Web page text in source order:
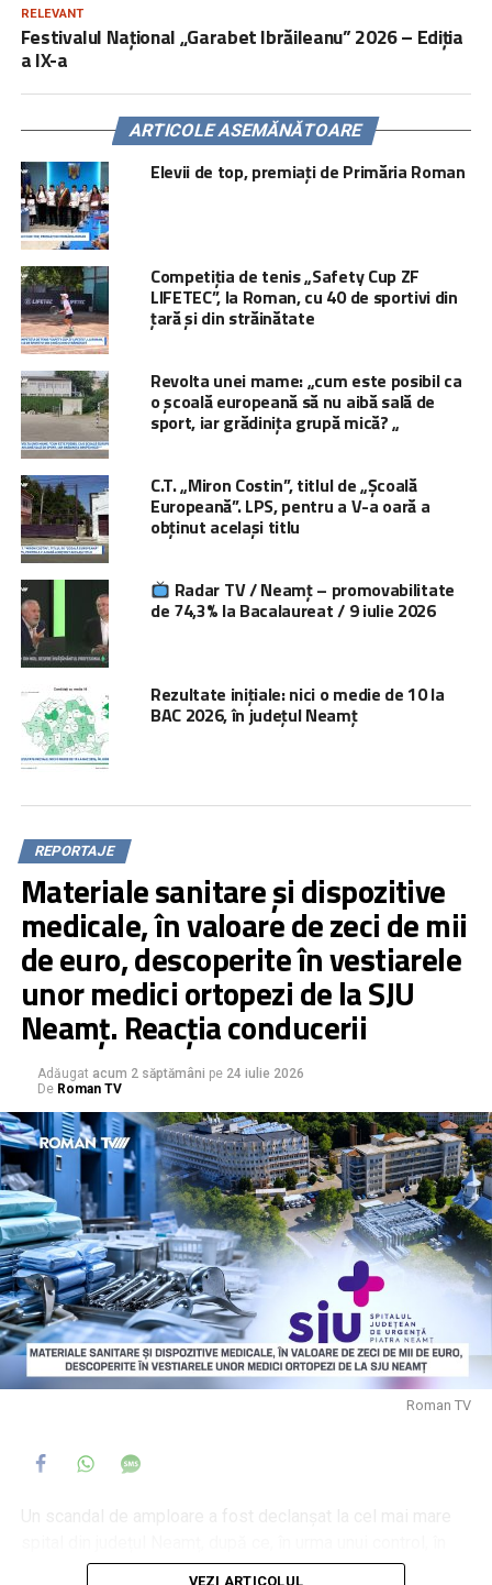
RELEVANT
Festivalul Național „Garabet Ibrăileanu” 2026 – Ediția
a IX-a
ARTICOLE ASEMĂNĂTOARE
Elevii de top, premiați de Primăria Roman
Competiția de tenis „Safety Cup ZF
LIFETEC”, la Roman, cu 40 de sportivi din
țară și din străinătate
Revolta unei mame: „cum este posibil ca
o școală europeană să nu aibă sală de
sport, iar grădinița grupă mică? „
C.T. „Miron Costin”, titlul de „Școală
Europeană”. LPS, pentru a V-a oară a
obținut același titlu
Radar TV / Neamț – promovabilitate
de 74,3% la Bacalaureat / 9 iulie 2026
Rezultate inițiale: nici o medie de 10 la
BAC 2026, în județul Neamț
REPORTAJE
Materiale sanitare și dispozitive
medicale, în valoare de zeci de mii
de euro, descoperite în vestiarele
unor medici ortopezi de la SJU
Neamț. Reacția conducerii
Adăugat acum 2 săptămâni pe 24 iulie 2026
De Roman TV
Roman TV
vestiarele unor medici ortopezi au fost descoperite
VEZI ARTICOLUL